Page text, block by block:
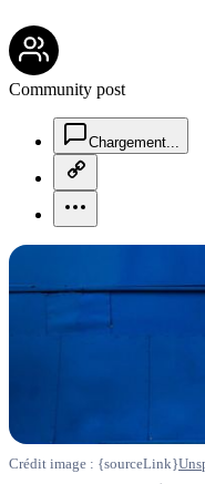
Community post
Chargement...
Crédit image : {sourceLink}